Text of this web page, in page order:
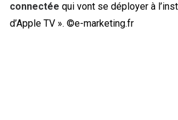
connectée qui vont se déployer à
d’Apple TV ». ©e-marketing.fr